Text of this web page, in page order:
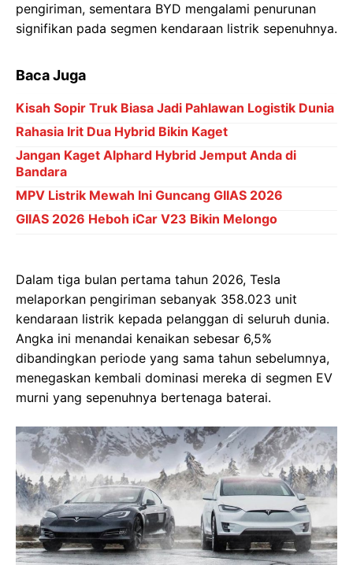
pengiriman, sementara BYD mengalami penurunan
signifikan pada segmen kendaraan listrik sepenuhnya.
Baca Juga
Kisah Sopir Truk Biasa Jadi Pahlawan Logistik Dunia
Rahasia Irit Dua Hybrid Bikin Kaget
Jangan Kaget Alphard Hybrid Jemput Anda di
Bandara
MPV Listrik Mewah Ini Guncang GIIAS 2026
GIIAS 2026 Heboh iCar V23 Bikin Melongo
Dalam tiga bulan pertama tahun 2026, Tesla
melaporkan pengiriman sebanyak 358.023 unit
kendaraan listrik kepada pelanggan di seluruh dunia.
Angka ini menandai kenaikan sebesar 6,5%
dibandingkan periode yang sama tahun sebelumnya,
menegaskan kembali dominasi mereka di segmen EV
murni yang sepenuhnya bertenaga baterai.